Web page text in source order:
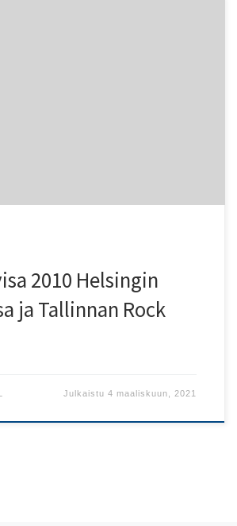
2010 Helsingin
ja Tallinnan Rock
Julkaistu4 maaliskuun, 2021